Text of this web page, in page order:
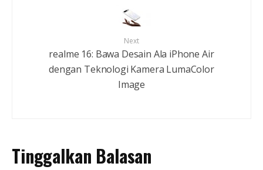
Next
realme 16: Bawa Desain Ala iPhone Air
dengan Teknologi Kamera LumaColor
Image
Tinggalkan Balasan